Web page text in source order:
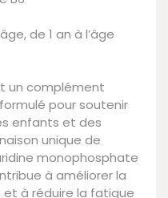
de 1 an à l’âge
un complément
pour soutenir
enfants et des
unique de
monophosphate
à améliorer la
à réduire la fatigue